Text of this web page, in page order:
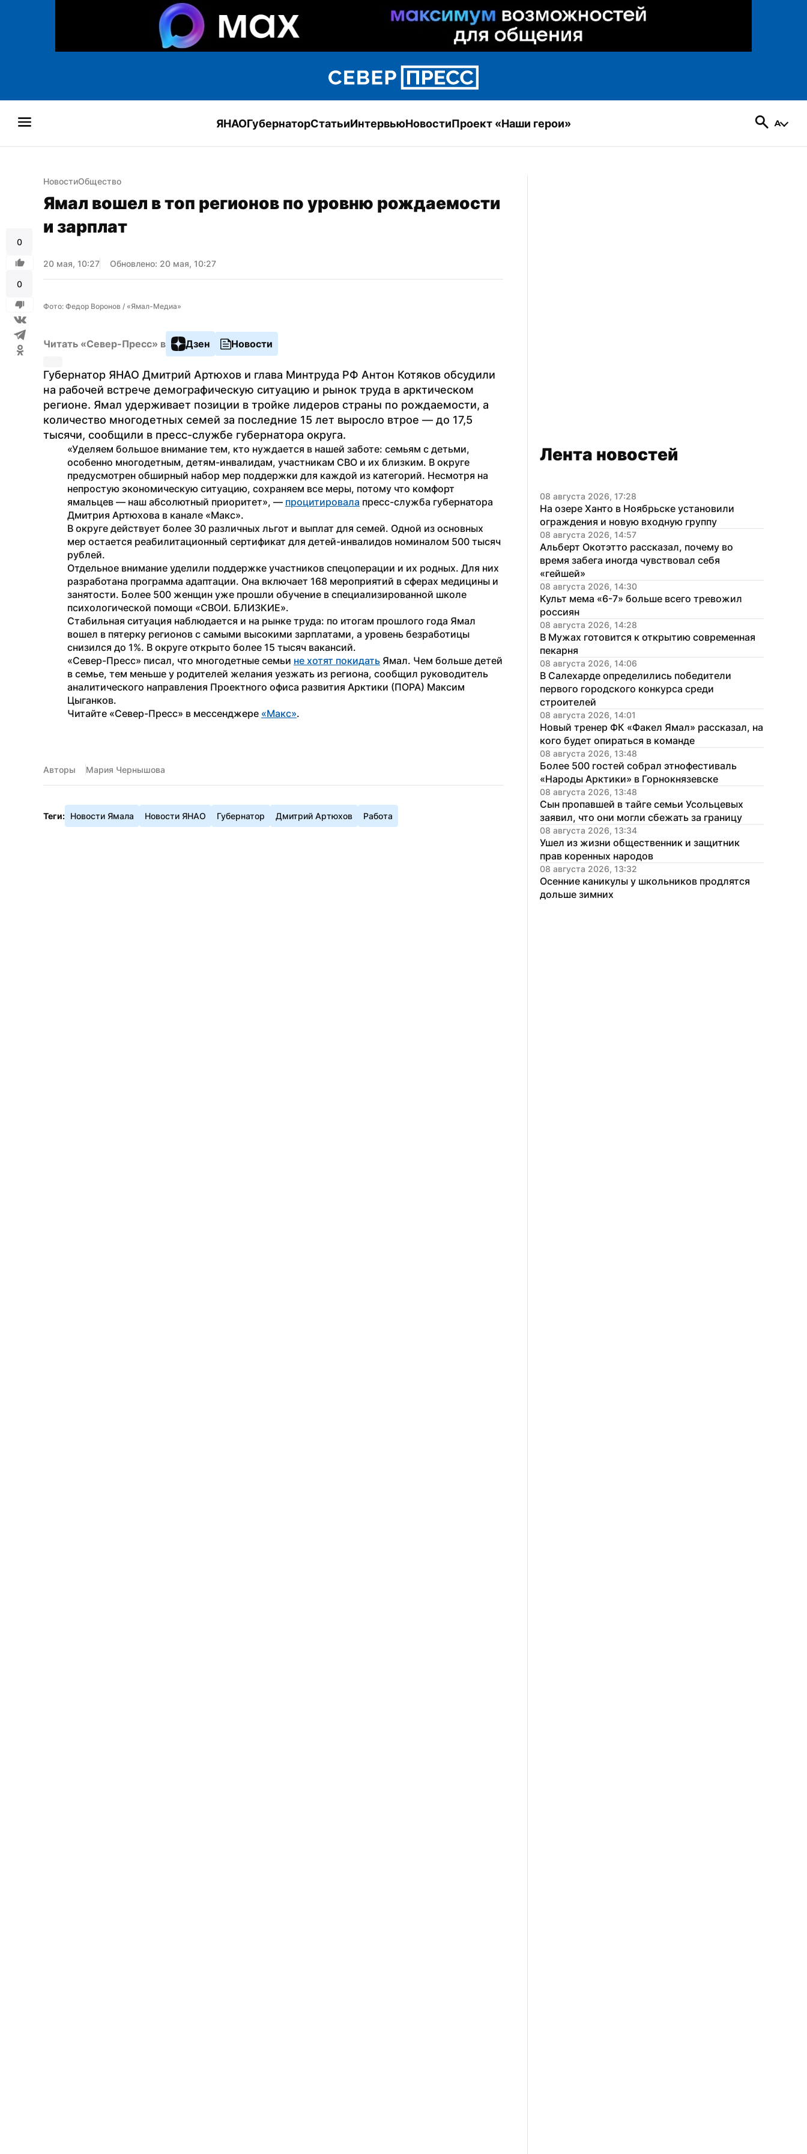
ЯНАОГубернаторСтатьиИнтервьюНовостиПроект «Наши герои»
0
0
НовостиОбщество
Ямал вошел в топ регионов по уровню рождаемости
и зарплат
20 мая, 10:27 Обновлено: 20 мая, 10:27
Фото: Федор Воронов / «Ямал-Медиа»
Читать «Север-Пресс» в Дзен Новости
Губернатор ЯНАО Дмитрий Артюхов и глава Минтруда РФ Антон Котяков обсудили
на рабочей встрече демографическую ситуацию и рынок труда в арктическом
регионе. Ямал удерживает позиции в тройке лидеров страны по рождаемости, а
количество многодетных семей за последние 15 лет выросло втрое — до 17,5
тысячи, сообщили в пресс-службе губернатора округа.
«Уделяем большое внимание тем, кто нуждается в нашей заботе: семьям с детьми,
особенно многодетным, детям-инвалидам, участникам СВО и их близким. В округе
предусмотрен обширный набор мер поддержки для каждой из категорий. Несмотря на
непростую экономическую ситуацию, сохраняем все меры, потому что комфорт
ямальцев — наш абсолютный приоритет», — процитировала пресс-служба губернатора
Дмитрия Артюхова в канале «Макс».
В округе действует более 30 различных льгот и выплат для семей. Одной из основных
мер остается реабилитационный сертификат для детей-инвалидов номиналом 500 тысяч
рублей.
Отдельное внимание уделили поддержке участников спецоперации и их родных. Для них
разработана программа адаптации. Она включает 168 мероприятий в сферах медицины и
занятости. Более 500 женщин уже прошли обучение в специализированной школе
психологической помощи «СВОИ. БЛИЗКИЕ».
Стабильная ситуация наблюдается и на рынке труда: по итогам прошлого года Ямал
вошел в пятерку регионов с самыми высокими зарплатами, а уровень безработицы
снизился до 1%. В округе открыто более 15 тысяч вакансий.
«Север-Пресс» писал, что многодетные семьи не хотят покидать Ямал. Чем больше детей
в семье, тем меньше у родителей желания уезжать из региона, сообщил руководитель
аналитического направления Проектного офиса развития Арктики (ПОРА) Максим
Цыганков.
Читайте «Север-Пресс» в мессенджере «Макс».
Авторы Мария Чернышова
Теги: Новости Ямала Новости ЯНАО Губернатор Дмитрий Артюхов Работа
Лента новостей
08 августа 2026, 17:28
На озере Ханто в Ноябрьске установили
ограждения и новую входную группу
08 августа 2026, 14:57
Альберт Окотэтто рассказал, почему во
время забега иногда чувствовал себя
«гейшей»
08 августа 2026, 14:30
Культ мема «6-7» больше всего тревожил
россиян
08 августа 2026, 14:28
В Мужах готовится к открытию современная
пекарня
08 августа 2026, 14:06
В Салехарде определились победители
первого городского конкурса среди
строителей
08 августа 2026, 14:01
Новый тренер ФК «Факел Ямал» рассказал, на
кого будет опираться в команде
08 августа 2026, 13:48
Более 500 гостей собрал этнофестиваль
«Народы Арктики» в Горнокнязевске
08 августа 2026, 13:48
Сын пропавшей в тайге семьи Усольцевых
заявил, что они могли сбежать за границу
08 августа 2026, 13:34
Ушел из жизни общественник и защитник
прав коренных народов
08 августа 2026, 13:32
Осенние каникулы у школьников продлятся
дольше зимних